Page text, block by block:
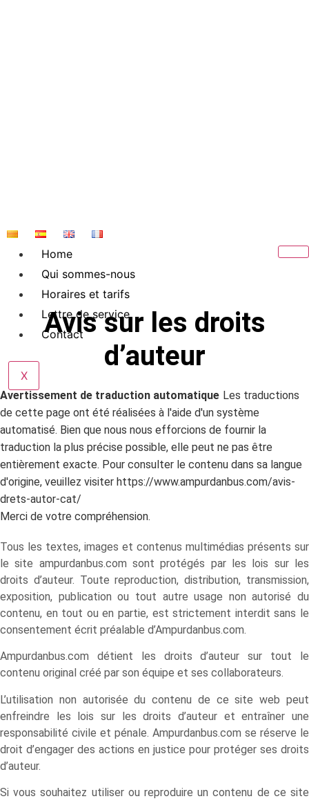
Home
Qui sommes-nous
Horaires et tarifs
Lettre de service
Contact
X
Avis sur les droits
d’auteur
Avertissement de traduction automatique Les traductions
de cette page ont été réalisées à l'aide d'un système
automatisé. Bien que nous nous efforcions de fournir la
traduction la plus précise possible, elle peut ne pas être
entièrement exacte. Pour consulter le contenu dans sa langue
d'origine, veuillez visiter https://www.ampurdanbus.com/avis-
drets-autor-cat/
Merci de votre compréhension.
Tous les textes, images et contenus multimédias présents sur
le site ampurdanbus.com sont protégés par les lois sur les
droits d’auteur. Toute reproduction, distribution, transmission,
exposition, publication ou tout autre usage non autorisé du
contenu, en tout ou en partie, est strictement interdit sans le
consentement écrit préalable d’Ampurdanbus.com.
Ampurdanbus.com détient les droits d’auteur sur tout le
contenu original créé par son équipe et ses collaborateurs.
L’utilisation non autorisée du contenu de ce site web peut
enfreindre les lois sur les droits d’auteur et entraîner une
responsabilité civile et pénale. Ampurdanbus.com se réserve le
droit d’engager des actions en justice pour protéger ses droits
d’auteur.
Si vous souhaitez utiliser ou reproduire un contenu de ce site